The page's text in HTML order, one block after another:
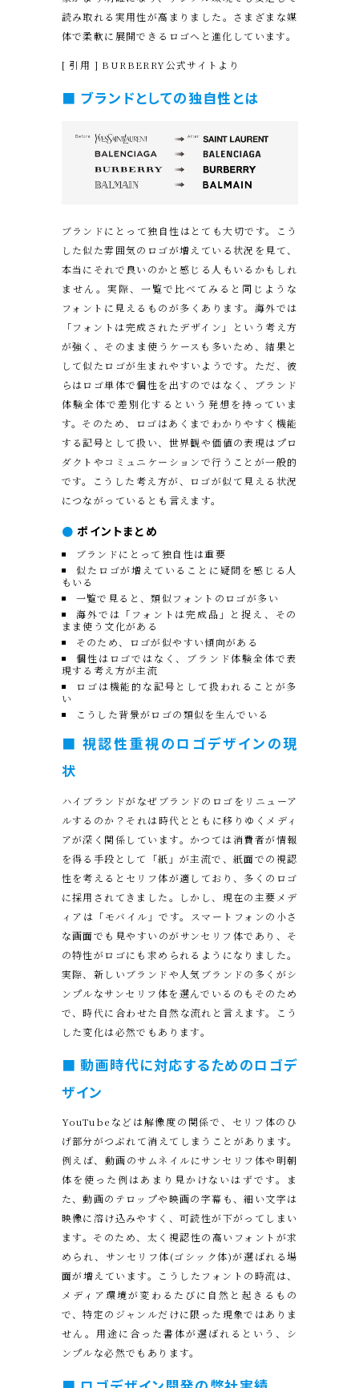
読み取れる実用性が高まりました。さまざまな媒
体で柔軟に展開できるロゴへと進化しています。
[ 引用 ] BURBERRY公式サイトより
■ ブランドとしての独自性とは
ブランドにとって独自性はとても大切です。こう
した似た雰囲気のロゴが増えている状況を見て、
本当にそれで良いのかと感じる人もいるかもしれ
ません。実際、一覧で比べてみると同じような
フォントに見えるものが多くあります。海外では
「フォントは完成されたデザイン」という考え方
が強く、そのまま使うケースも多いため、結果と
して似たロゴが生まれやすいようです。ただ、彼
らはロゴ単体で個性を出すのではなく、ブランド
体験全体で差別化するという発想を持っていま
す。そのため、ロゴはあくまでわかりやすく機能
する記号として扱い、世界観や価値の表現はプロ
ダクトやコミュニケーションで行うことが一般的
です。こうした考え方が、ロゴが似て見える状況
につながっているとも言えます。
● ポイントまとめ
ブランドにとって独自性は重要
似たロゴが増えていることに疑問を感じる人
もいる
一覧で見ると、類似フォントのロゴが多い
海外では「フォントは完成品」と捉え、その
まま使う文化がある
そのため、ロゴが似やすい傾向がある
個性はロゴではなく、ブランド体験全体で表
現する考え方が主流
ロゴは機能的な記号として扱われることが多
い
こうした背景がロゴの類似を生んでいる
■ 視認性重視のロゴデザインの現
状
ハイブランドがなぜブランドのロゴをリニューア
ルするのか？それは時代とともに移りゆくメディ
アが深く関係しています。かつては消費者が情報
を得る手段として「紙」が主流で、紙面での視認
性を考えるとセリフ体が適しており、多くのロゴ
に採用されてきました。しかし、現在の主要メデ
ィアは「モバイル」です。スマートフォンの小さ
な画面でも見やすいのがサンセリフ体であり、そ
の特性がロゴにも求められるようになりました。
実際、新しいブランドや人気ブランドの多くがシ
ンプルなサンセリフ体を選んでいるのもそのため
で、時代に合わせた自然な流れと言えます。こう
した変化は必然でもあります。
■ 動画時代に対応するためのロゴデ
ザイン
YouTubeなどは解像度の関係で、セリフ体のひ
げ部分がつぶれて消えてしまうことがあります。
例えば、動画のサムネイルにサンセリフ体や明朝
体を使った例はあまり見かけないはずです。ま
た、動画のテロップや映画の字幕も、細い文字は
映像に溶け込みやすく、可読性が下がってしまい
ます。そのため、太く視認性の高いフォントが求
められ、サンセリフ体(ゴシック体)が選ばれる場
面が増えています。こうしたフォントの時流は、
メディア環境が変わるたびに自然と起きるもの
で、特定のジャンルだけに限った現象ではありま
せん。用途に合った書体が選ばれるという、シ
ンプルな必然でもあります。